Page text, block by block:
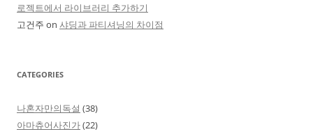
로젝트에서 라이브러리 추가하기
고건주 on 샤딩과 파티셔닝의 차이점
CATEGORIES
나혼자만의독설 (38)
아마츄어사진가(22)